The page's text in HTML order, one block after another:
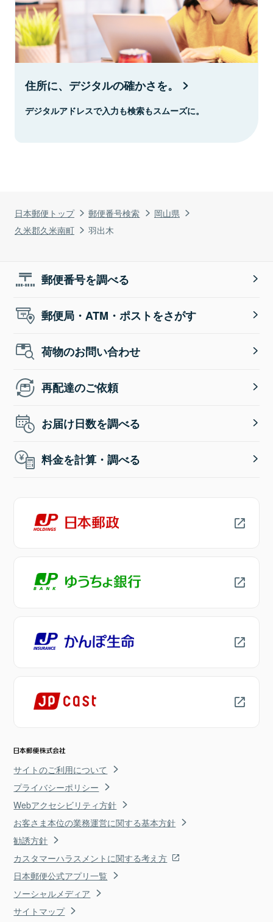
日本郵便トップ 郵便番号検索
岡山県
久米郡久米南町
羽出木
住所に、デジタルの確かさを。
デジタルアドレスで入力も検索もスムーズに。
郵便番号を調べる
郵便局・ATM・ポストをさがす
荷物のお問い合わせ
再配達のご依頼
お届け日数を調べる
料金を計算・調べる
サイトのご利用について
プライバシーポリシー
Webアクセシビリティ方針
お客さま本位の業務運営に関する基本方針
勧誘方針
カスタマーハラスメントに関する考え方
日本郵便公式アプリ一覧
ソーシャルメディア
サイトマップ